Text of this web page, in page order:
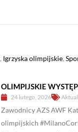
, Igrzyska olimpijskie,
OLIMPIJSKIE
24 lutego, 2026
Zawodnicy AZS AWF
olimpijskich